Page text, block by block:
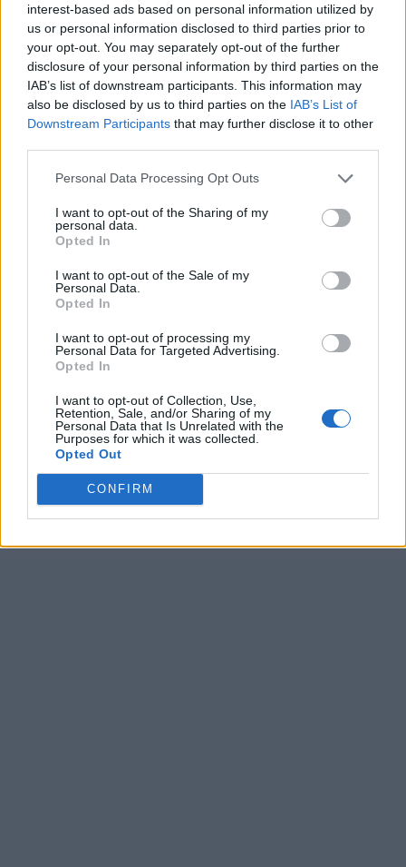
interest-based ads based on personal information utilized by
us or personal information disclosed to third parties prior to
your opt-out. You may separately opt-out of the further
disclosure of your personal information by third parties on the
IAB’s list of downstream participants. This information may
also be disclosed by us to third parties on the IAB’s List of
Downstream Participants that may further disclose it to other
Personal Data Processing Opt Outs
I want to opt-out of the Sharing of my
personal data.
Opted In
I want to opt-out of the Sale of my
Personal Data.
Opted In
I want to opt-out of processing my
Personal Data for Targeted Advertising.
Opted In
I want to opt-out of Collection, Use,
Retention, Sale, and/or Sharing of my
Personal Data that Is Unrelated with the
Purposes for which it was collected.
Opted Out
CONFIRM